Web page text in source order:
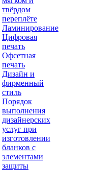
твёрдом
переплёте
Ламинирование
Цифровая
печать
Офсетная
печать
Дизайн и
фирменный
стиль
Порядок
выполнения
дизайнерских
услуг при
изготовлении
бланков с
элементами
защиты